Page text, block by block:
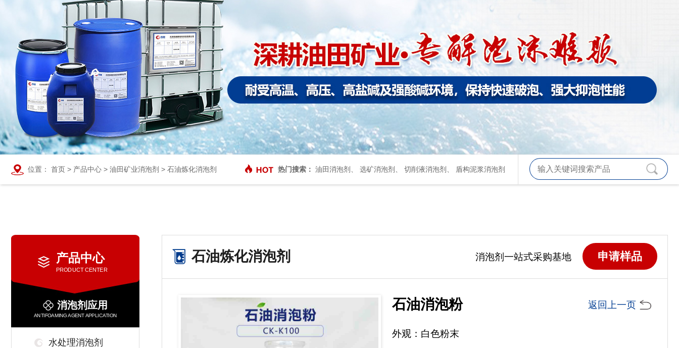
位置： 首页 > 产品中心 > 油田矿业消泡剂 > 石油炼化消泡剂 热门搜索： 油田消泡剂 选矿消泡剂 切削液消泡剂 盾构泥浆消泡剂
产品中心
PRODUCT CENTER
消泡剂应用
ANTIFOAMING AGENT APPLICATION
水处理消泡剂
石油炼化消泡剂 消泡剂一站式采购基地 申请样品
石油消泡粉 返回上一页
外观：白色粉末